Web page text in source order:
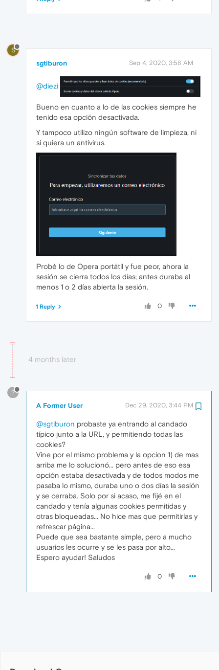
S
sgtiburon Sep 4, 2020, 3:58 AM
@diezi
Bueno en cuanto a lo de las cookies siempre he
tenido esa opción desactivada.
Y tampoco utilizo ningún software de limpieza, ni
si quiera un antivirus.
Probé lo de Opera portátil y fue peor, ahora la
sesión se cierra todos los días; antes duraba al
menos 1 o 2 días abierta la sesión.
0
1 Reply
4 months later
?
A Former User Dec 29, 2020, 3:44 PM
@sgtiburon probaste ya entrando al candado
típico junto a la URL, y permitiendo todas las
cookies?
Vine por el mismo problema y la opcion 1) de mas
arriba me lo solucionó... pero antes de eso esa
opción estaba desactivada y de todos modos me
pasaba lo mismo, duraba uno o dos días la sesión
y se cerraba. Solo por si acaso, me fijé en el
candado y tenía algunas cookies permitidas y
otras bloqueadas... No hice mas que permitirlas y
refrescar página...
Puede que sea bastante simple, pero a mucho
usuarios les ocurre y se les pasa por alto...
Espero ayudar! Saludos
0